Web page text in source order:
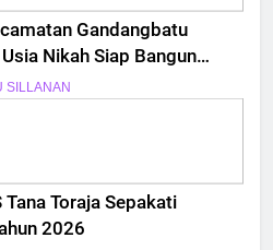
Gandangbatu
Nikah Siap Bangun
SILLANAN
Toraja Sepakati
2026